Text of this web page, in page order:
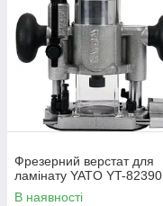
Фрезерний верстат для
ламінату YATO YT-82390
В наявності